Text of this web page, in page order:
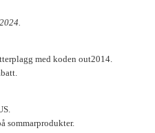
med koden out2014.
sommarprodukter.